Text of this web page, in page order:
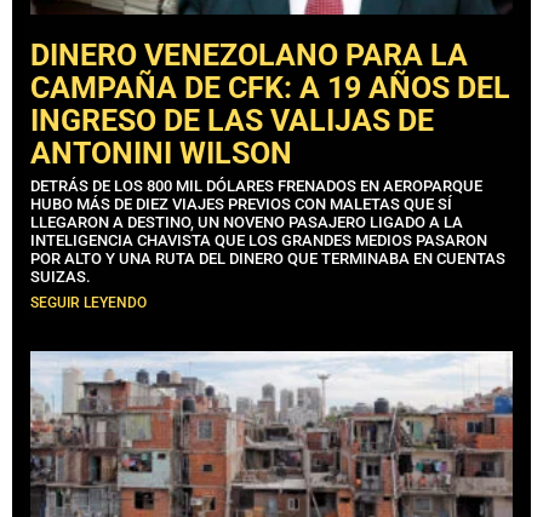
DINERO VENEZOLANO PARA LA
CAMPAÑA DE CFK: A 19 AÑOS DEL
INGRESO DE LAS VALIJAS DE
ANTONINI WILSON
DETRÁS DE LOS 800 MIL DÓLARES FRENADOS EN AEROPARQUE
HUBO MÁS DE DIEZ VIAJES PREVIOS CON MALETAS QUE SÍ
LLEGARON A DESTINO, UN NOVENO PASAJERO LIGADO A LA
INTELIGENCIA CHAVISTA QUE LOS GRANDES MEDIOS PASARON
POR ALTO Y UNA RUTA DEL DINERO QUE TERMINABA EN CUENTAS
SUIZAS.
SEGUIR LEYENDO